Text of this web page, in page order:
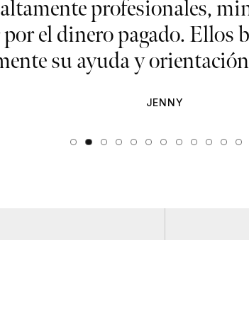
profesionales,
el dinero pagado. Ellos
su ayuda y
JENNY